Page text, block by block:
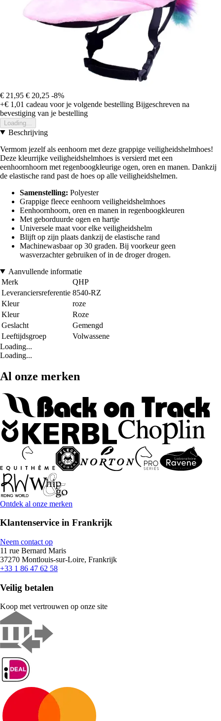
€ 21,95 € 20,25 -8%
+€ 1,01 cadeau voor je volgende bestelling Bijgeschreven na
bevestiging van je bestelling
Loading...
Beschrijving
Vermom jezelf als eenhoorn met deze grappige veiligheidshelmhoes!
Deze kleurrijke veiligheidshelmhoes is versierd met een
eenhoornhoorn met regenboogkleurige ogen, oren en manen. Dankzij
de elastische rand past de hoes op alle veiligheidshelmen.
Samenstelling: Polyester
Grappige fleece eenhoorn veiligheidshelmhoes
Eenhoornhoorn, oren en manen in regenboogkleuren
Met geborduurde ogen en hartje
Universele maat voor elke veiligheidshelm
Blijft op zijn plaats dankzij de elastische rand
Machinewasbaar op 30 graden. Bij voorkeur geen
wasverzachter gebruiken of in de droger drogen.
Aanvullende informatie
Merk
QHP
Leveranciersreferentie 8540-RZ
Kleur
roze
Kleur
Roze
Geslacht
Gemengd
Leeftijdsgroep
Volwassene
Loading...
Loading...
Al onze merken
Ontdek al onze merken
Klantenservice in Frankrijk
Neem contact op
11 rue Bernard Maris
37270 Montlouis-sur-Loire, Frankrijk
+33 1 86 47 62 58
Veilig betalen
Koop met vertrouwen op onze site